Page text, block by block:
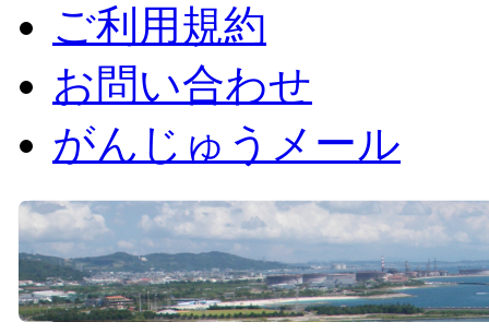
ご利用規約
お問い合わせ
がんじゅうメール